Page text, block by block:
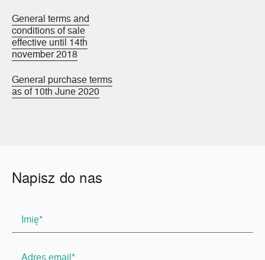
General terms and
conditions of sale
effective until 14th
november 2018
General purchase terms
as of 10th June 2020
Napisz do nas